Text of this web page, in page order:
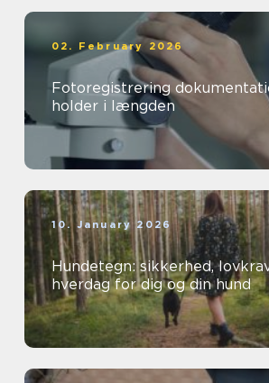
02. February 2026
Fotoregistrering dokumentation, der
holder i længden
10. January 2026
Hundetegn: sikkerhed,
hverdag for dig og din hund